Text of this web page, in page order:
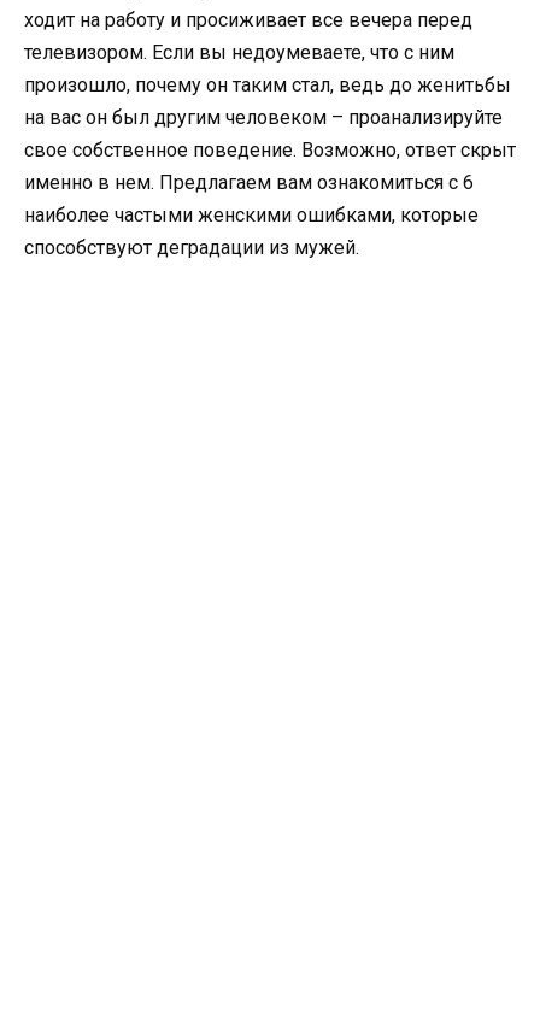
ходит на работу и просиживает все вечера перед
телевизором. Если вы недоумеваете, что с ним
произошло, почему он таким стал, ведь до женитьбы
на вас он был другим человеком – проанализируйте
свое собственное поведение. Возможно, ответ скрыт
именно в нем. Предлагаем вам ознакомиться с 6
наиболее частыми женскими ошибками, которые
способствуют деградации из мужей.